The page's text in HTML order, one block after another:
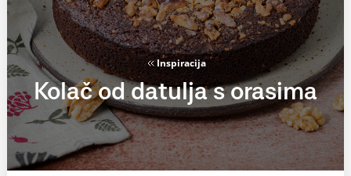
Inspiracija
Kolač od datulja s orasima